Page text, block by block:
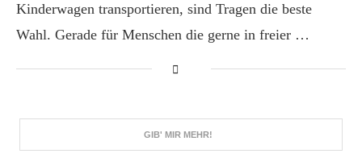
Kinderwagen transportieren, sind Tragen die beste
Wahl. Gerade für Menschen die gerne in freier …
GIB' MIR MEHR!